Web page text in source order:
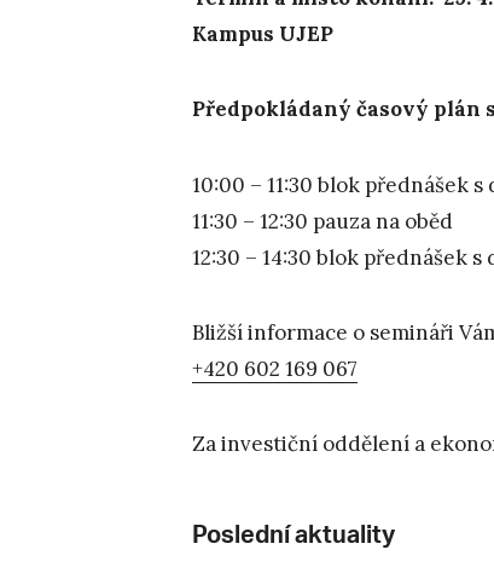
Kampus UJEP
Předpokládaný časový plán
10:00 – 11:30 blok přednášek s
11:30 – 12:30 pauza na oběd
12:30 – 14:30 blok přednášek s
Bližší informace o semináři
+420 602 169 067
Za investiční oddělení a
Poslední aktuality